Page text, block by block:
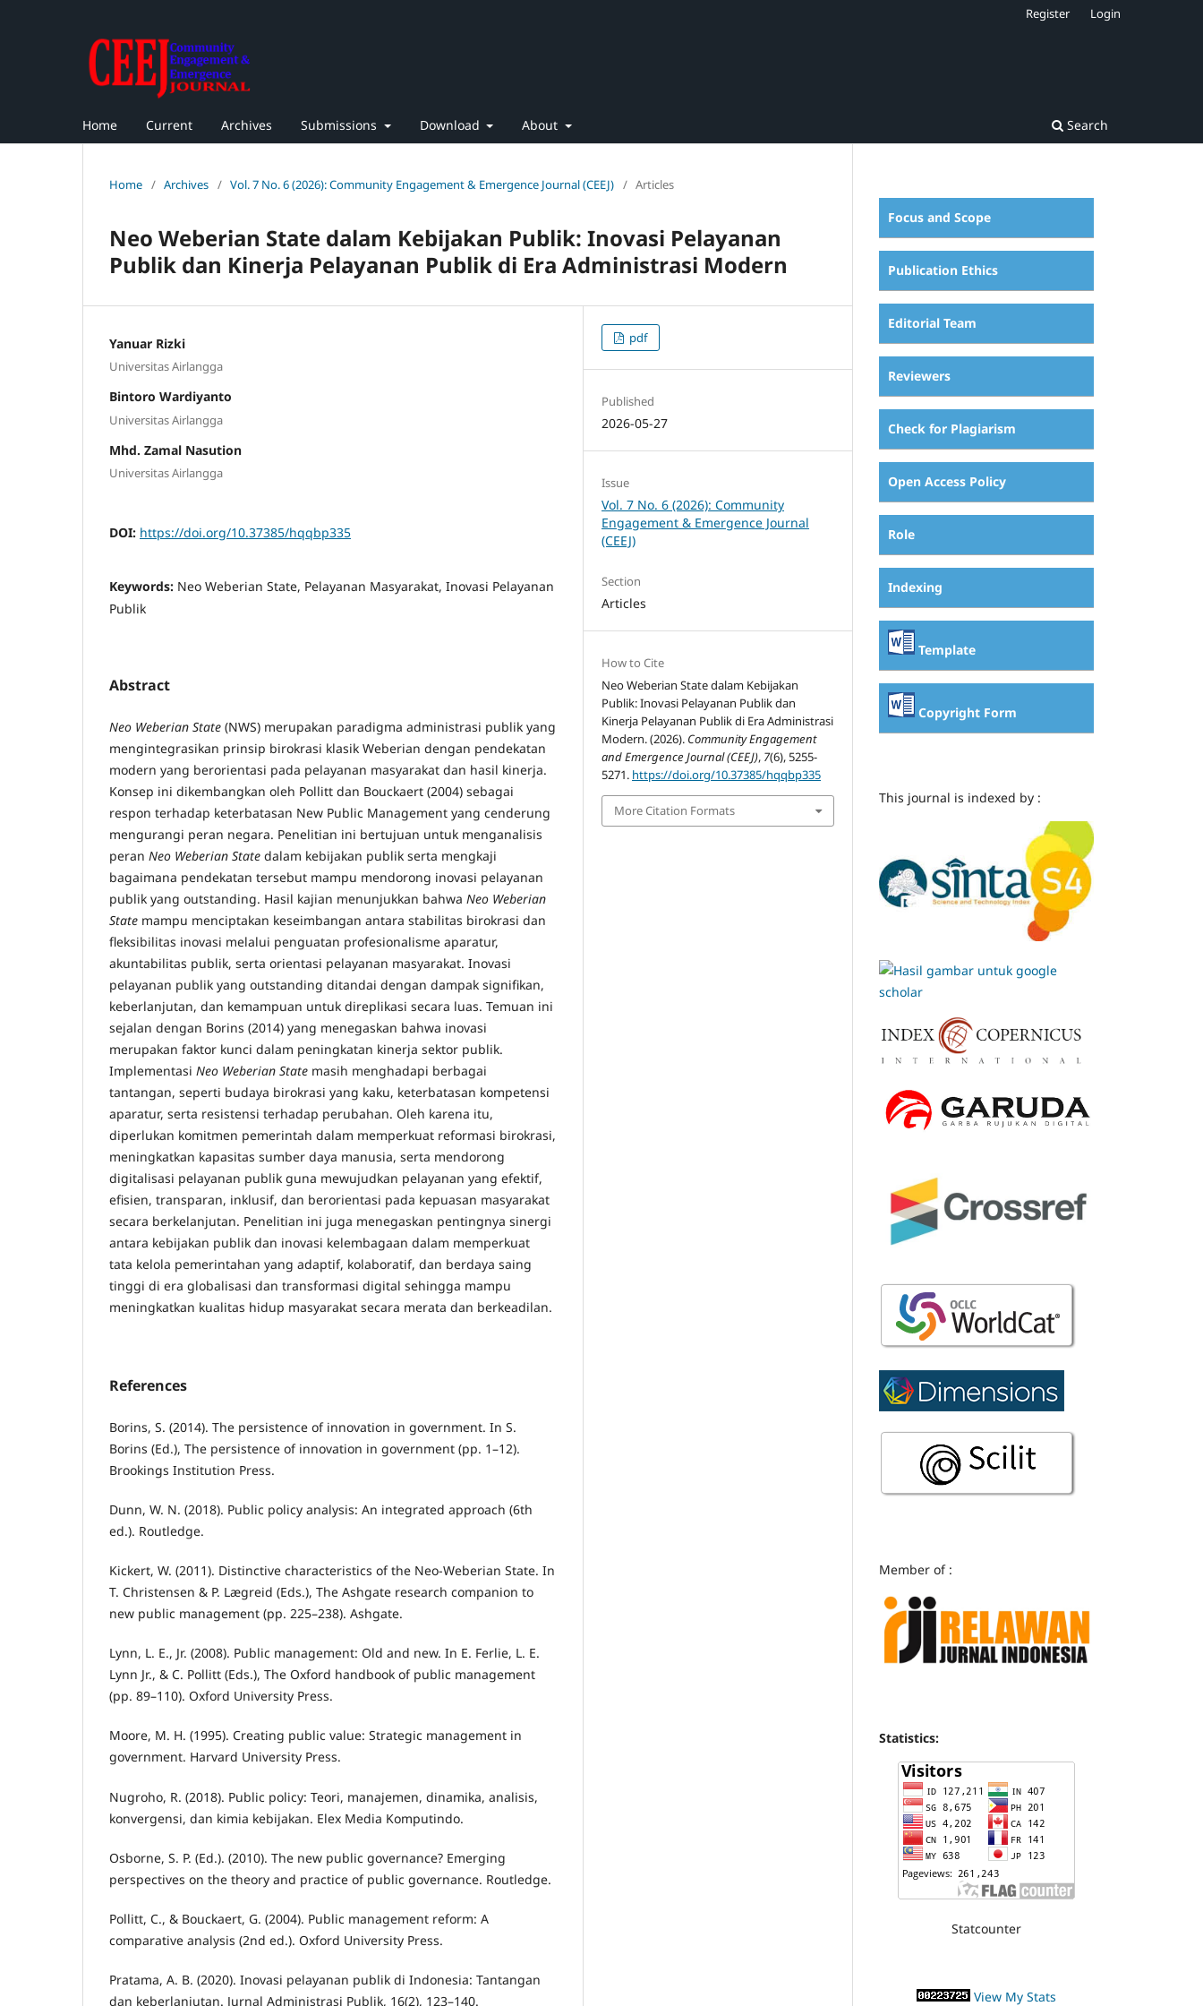
Home Current Archives Submissions Download About Search
Register Login
Home / Archives / Vol. 7 No. 6 (2026): Community Engagement & Emergence Journal (CEEJ) / Articles
Neo Weberian State dalam Kebijakan Publik: Inovasi Pelayanan
Publik dan Kinerja Pelayanan Publik di Era Administrasi Modern
Yanuar Rizki
Universitas Airlangga
Bintoro Wardiyanto
Universitas Airlangga
Mhd. Zamal Nasution
Universitas Airlangga
DOI: https://doi.org/10.37385/hqqbp335
Keywords: Neo Weberian State, Pelayanan Masyarakat, Inovasi Pelayanan
Publik
Abstract
Neo Weberian State (NWS) merupakan paradigma administrasi publik yang
mengintegrasikan prinsip birokrasi klasik Weberian dengan pendekatan
modern yang berorientasi pada pelayanan masyarakat dan hasil kinerja.
Konsep ini dikembangkan oleh Pollitt dan Bouckaert (2004) sebagai
respon terhadap keterbatasan New Public Management yang cenderung
mengurangi peran negara. Penelitian ini bertujuan untuk menganalisis
peran Neo Weberian State dalam kebijakan publik serta mengkaji
bagaimana pendekatan tersebut mampu mendorong inovasi pelayanan
publik yang outstanding. Hasil kajian menunjukkan bahwa Neo Weberian
State mampu menciptakan keseimbangan antara stabilitas birokrasi dan
fleksibilitas inovasi melalui penguatan profesionalisme aparatur,
akuntabilitas publik, serta orientasi pelayanan masyarakat. Inovasi
pelayanan publik yang outstanding ditandai dengan dampak signifikan,
keberlanjutan, dan kemampuan untuk direplikasi secara luas. Temuan ini
sejalan dengan Borins (2014) yang menegaskan bahwa inovasi
merupakan faktor kunci dalam peningkatan kinerja sektor publik.
Implementasi Neo Weberian State masih menghadapi berbagai
tantangan, seperti budaya birokrasi yang kaku, keterbatasan kompetensi
aparatur, serta resistensi terhadap perubahan. Oleh karena itu,
diperlukan komitmen pemerintah dalam memperkuat reformasi birokrasi,
meningkatkan kapasitas sumber daya manusia, serta mendorong
digitalisasi pelayanan publik guna mewujudkan pelayanan yang efektif,
efisien, transparan, inklusif, dan berorientasi pada kepuasan masyarakat
secara berkelanjutan. Penelitian ini juga menegaskan pentingnya sinergi
antara kebijakan publik dan inovasi kelembagaan dalam memperkuat
tata kelola pemerintahan yang adaptif, kolaboratif, dan berdaya saing
tinggi di era globalisasi dan transformasi digital sehingga mampu
meningkatkan kualitas hidup masyarakat secara merata dan berkeadilan.
References
Borins, S. (2014). The persistence of innovation in government. In S.
Borins (Ed.), The persistence of innovation in government (pp. 1–12).
Brookings Institution Press.
Dunn, W. N. (2018). Public policy analysis: An integrated approach (6th
ed.). Routledge.
Kickert, W. (2011). Distinctive characteristics of the Neo-Weberian State. In
T. Christensen & P. Lægreid (Eds.), The Ashgate research companion to
new public management (pp. 225–238). Ashgate.
Lynn, L. E., Jr. (2008). Public management: Old and new. In E. Ferlie, L. E.
Lynn Jr., & C. Pollitt (Eds.), The Oxford handbook of public management
(pp. 89–110). Oxford University Press.
Moore, M. H. (1995). Creating public value: Strategic management in
government. Harvard University Press.
Nugroho, R. (2018). Public policy: Teori, manajemen, dinamika, analisis,
konvergensi, dan kimia kebijakan. Elex Media Komputindo.
Osborne, S. P. (Ed.). (2010). The new public governance? Emerging
perspectives on the theory and practice of public governance. Routledge.
Pollitt, C., & Bouckaert, G. (2004). Public management reform: A
comparative analysis (2nd ed.). Oxford University Press.
Pratama, A. B. (2020). Inovasi pelayanan publik di Indonesia: Tantangan
dan keberlanjutan. Jurnal Administrasi Publik, 16(2), 123–140.
pdf
Published
2026-05-27
Issue
Vol. 7 No. 6 (2026): Community
Engagement & Emergence Journal
(CEEJ)
Section
Articles
How to Cite
Neo Weberian State dalam Kebijakan
Publik: Inovasi Pelayanan Publik dan
Kinerja Pelayanan Publik di Era Administrasi
Modern. (2026). Community Engagement
and Emergence Journal (CEEJ), 7(6), 5255-
5271. https://doi.org/10.37385/hqqbp335
More Citation Formats
Focus and Scope
Publication Ethics
Editorial Team
Reviewers
Check for Plagiarism
Open Access Policy
Role
Indexing
Template
Copyright Form
This journal is indexed by :
Member of :
Statistics:
Statcounter
View My Stats